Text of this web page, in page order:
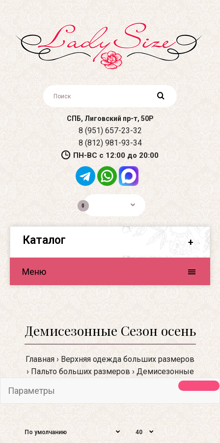
СПБ, Лиговский пр-т, 50Р
8 (951) 657-23-32
8 (812) 981-93-34
ПН-ВС с 12:00 до 20:00
0
Каталог
Меню
Демисезонные Сезон осень
Главная
Верхняя одежда больших размеров
Пальто больших размеров
Демисезонные
Параметры